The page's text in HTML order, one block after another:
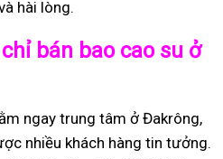
hài lòng.
bán bao cao su ở
ngay trung tâm ở Đakrông,
nhiều khách hàng tin tưởng.